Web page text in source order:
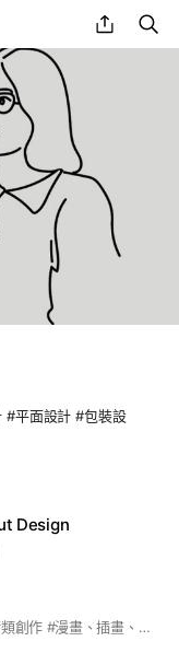
share
#平面設計 #包裝設
Design
歡迎所有文創藝術家加入 #各種藝術類創作 #漫畫、插畫、設計 #自我宣傳粉專或者網站 #文創展場/租借資訊 #藝術文創工作徵才廣告 #分享畫圖技法資訊